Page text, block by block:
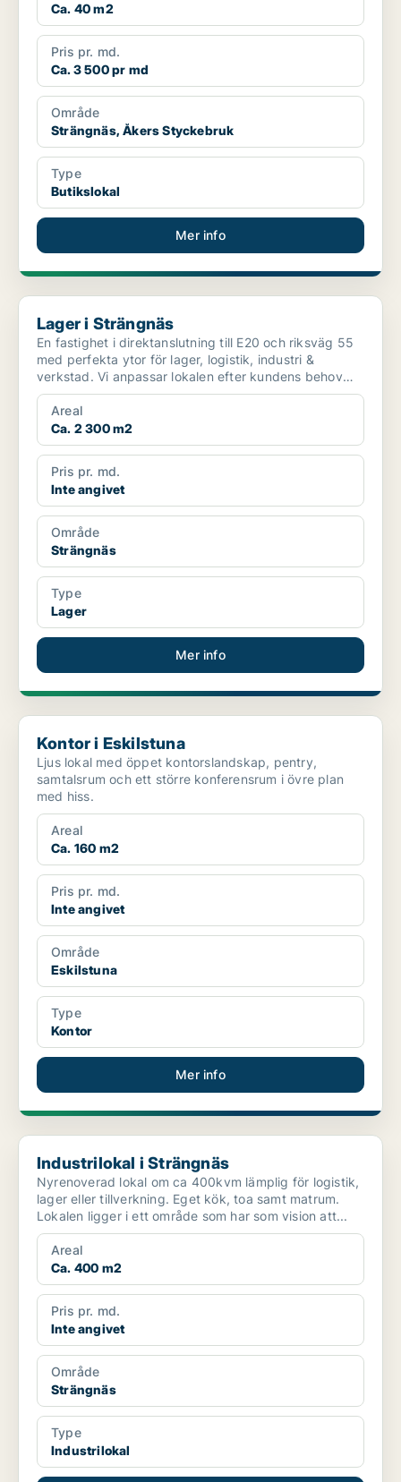
Ca. 40 m2
Pris pr. md.
Ca. 3 500 pr md
Område
Strängnäs, Åkers Styckebruk
Type
Butikslokal
Mer info
Lager i Strängnäs
Lager i Strängnäs
En fastighet i direktanslutning till E20 och riksväg 55
med perfekta ytor för lager, logistik, industri &
verkstad. Vi anpassar lokalen efter kundens behov
o...
Areal
Ca. 2 300 m2
Pris pr. md.
Inte angivet
Område
Strängnäs
Type
Lager
Mer info
Kontor i Eskilstuna
Kontor i Eskilstuna
Ljus lokal med öppet kontorslandskap, pentry,
samtalsrum och ett större konferensrum i övre plan
med hiss.
Areal
Ca. 160 m2
Pris pr. md.
Inte angivet
Område
Eskilstuna
Type
Kontor
Mer info
Industrilokal i Strängnäs
Industrilokal i Strängnäs
Nyrenoverad lokal om ca 400kvm lämplig för logistik,
lager eller tillverkning. Eget kök, toa samt matrum.
Lokalen ligger i ett område som har som vision att...
Areal
Ca. 400 m2
Pris pr. md.
Inte angivet
Område
Strängnäs
Type
Industrilokal